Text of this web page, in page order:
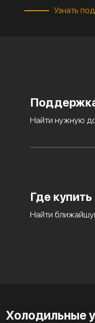
Узнать
Найти нужную
Где купить
Найти
Холодильные